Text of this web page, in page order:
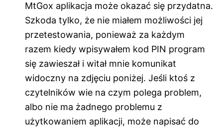
MtGox aplikacja może okazać się przydatna.
Szkoda tylko, że nie miałem możliwości jej
przetestowania, ponieważ za każdym
razem kiedy wpisywałem kod PIN program
się zawieszał i witał mnie komunikat
widoczny na zdjęciu poniżej. Jeśli ktoś z
czytelników wie na czym polega problem,
albo nie ma żadnego problemu z
użytkowaniem aplikacji, może napisać do